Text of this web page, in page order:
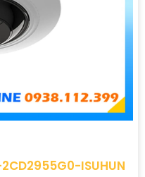
2CD2955G0-ISUHUN